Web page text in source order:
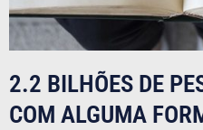
2.2 BILHÕES DE
COM ALGUMA